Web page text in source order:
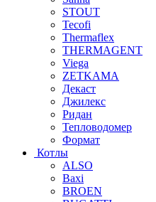
STOUT
Tecofi
Thermaflex
THERMAGENT
Viega
ZETKAMA
Декаст
Джилекс
Ридан
Тепловодомер
Формат
Котлы
ALSO
Baxi
BROEN